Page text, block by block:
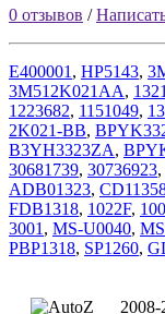
0 отзывов /
E400001 , HP5143,
3M512K021AA,
1223682, 1151049,
2K021-BB,
B3YH3323ZA,
30681739, 30736923,
ADB01323,
FDB1318, 1022F,
3001 , MS-U0040,
PBP1318, SP1260,